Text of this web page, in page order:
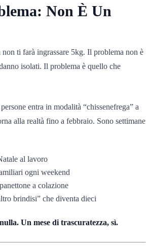
Non È Un
non ti farà ingrassare 5kg. Il problema non è
isolati. Il problema è quello che
entra in modalità “chissenefrega” a
alla realtà fino a febbraio. Sono settimane
al lavoro
ogni weekend
a colazione
brindisi” che diventa dieci
Un mese di trascuratezza, sì.